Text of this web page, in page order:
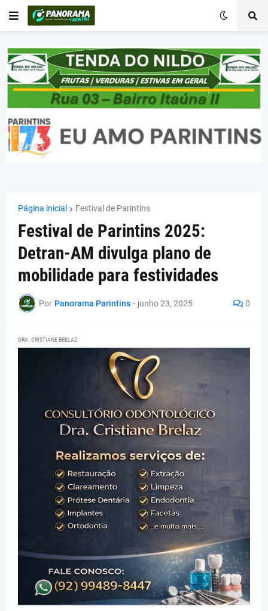
Página inicial Festival de Parintins
Festival de Parintins 2025:
Detran-AM divulga plano de
mobilidade para festividades
Por Panorama Parintins - junho 23, 2025 0
DRA. CRISTIANE BRELAZ